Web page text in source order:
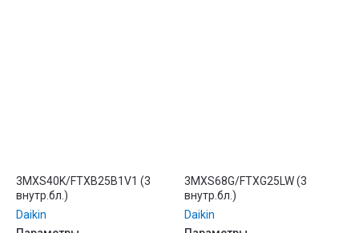
3MXS40K/FTXB25B1V1 (3
внутр.бл.)
Daikin
3MXS68G/FTXG25LW (3
внутр.бл.)
Daikin